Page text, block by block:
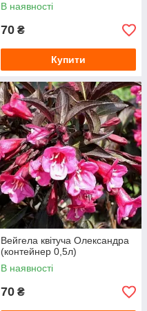
В наявності
70 ₴
Купити
Вейгела квітуча Олександра
(контейнер 0,5л)
В наявності
70 ₴